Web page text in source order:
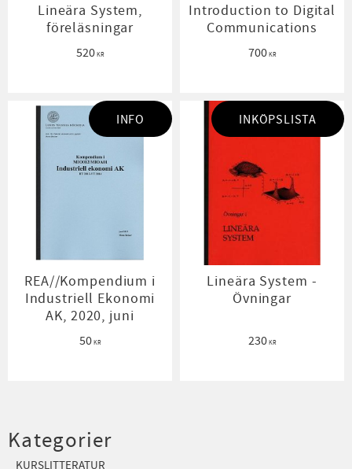
Lineära System,
föreläsningar
520KR
Introduction to Digital
Communications
700KR
REA//Kompendium i
Industriell Ekonomi
AK, 2020, juni
50KR
INFO
Lineära System -
Övningar
230KR
INKÖPSLISTA
Kategorier
KURSLITTERATUR